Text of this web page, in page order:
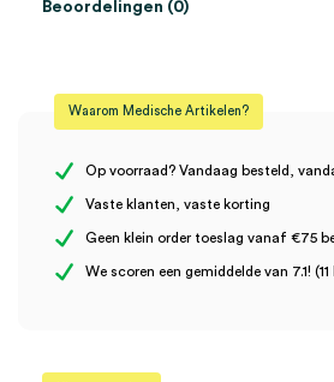
Steriel onsteriel
Uitvoering
Beoordelingen (0)
Er zijn nog geen beoordelingen.
mini 3000 batterijhandvat, incl.
Waarom Medische Artikelen?
Op voorraad? Vandaag besteld,
Vaste klanten, vaste korting
Geen klein order toeslag vanaf €75
We scoren een gemiddelde van 7.1!